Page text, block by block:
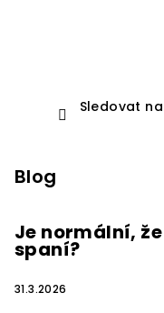
Sledovat
Blog
Je normální,
spaní?
31.3.2026